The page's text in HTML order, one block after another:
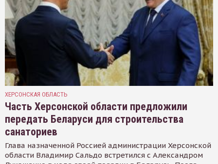
ХЕРСОНСКАЯ ОБЛАСТЬ
Часть Херсонской области предложили
передать Беларуси для строительства
санаториев
Глава назначенной Россией администрации Херсонской
области Владимир Сальдо встретился с Александром